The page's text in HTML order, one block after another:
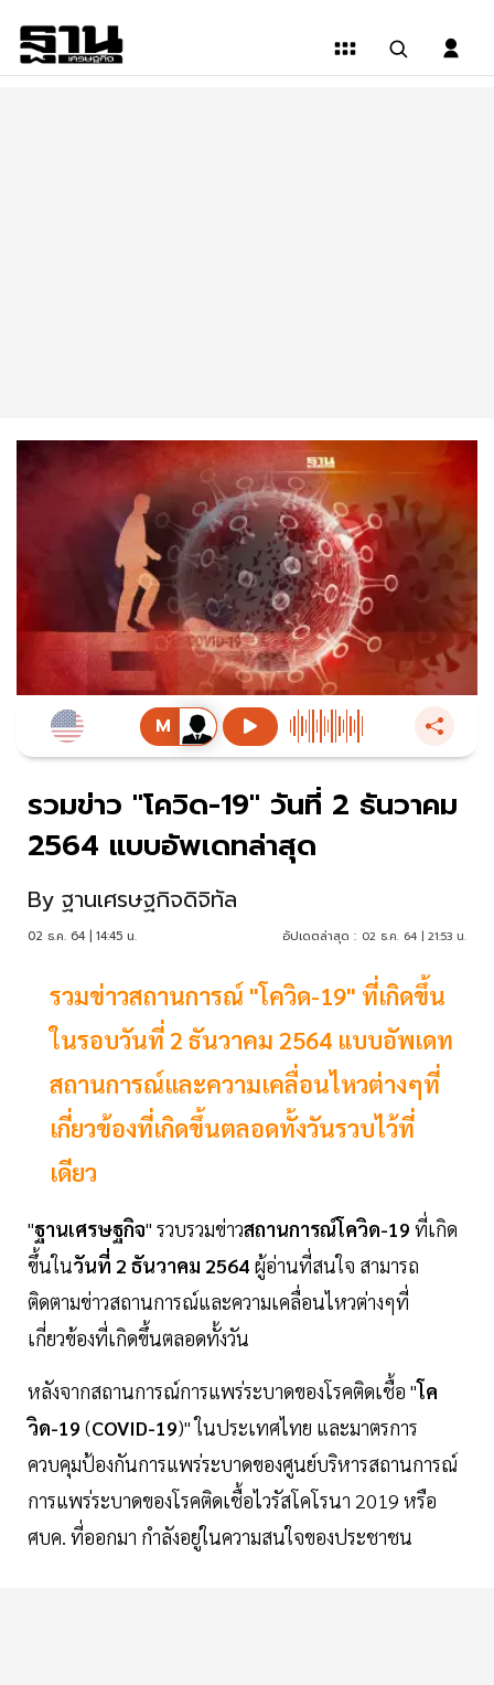
รวมข่าว "โควิด-19" วันที่ 2 ธันวาคม
2564 แบบอัพเดทล่าสุด
By ฐานเศรษฐกิจดิจิทัล
02 ธ.ค. 64 | 14:45 น. อัปเดตล่าสุด : 02 ธ.ค. 64 | 21:53 น.
รวมข่าวสถานการณ์ "โควิด-19" ที่เกิดขึ้น
ในรอบวันที่ 2 ธันวาคม 2564 แบบอัพเดท
สถานการณ์และความเคลื่อนไหวต่างๆที่
เกี่ยวข้องที่เกิดขึ้นตลอดทั้งวันรวบไว้ที่
เดียว
"ฐานเศรษฐกิจ" รวบรวมข่าวสถานการณ์โควิด-19 ที่เกิด
ขึ้นในวันที่ 2 ธันวาคม 2564 ผู้อ่านที่สนใจ สามารถ
ติดตามข่าวสถานการณ์และความเคลื่อนไหวต่างๆที่
เกี่ยวข้องที่เกิดขึ้นตลอดทั้งวัน
หลังจากสถานการณ์การแพร่ระบาดของโรคติดเชื้อ "โค
วิด-19 (COVID-19)" ในประเทศไทย และมาตรการ
ควบคุมป้องกันการแพร่ระบาดของศูนย์บริหารสถานการณ์
การแพร่ระบาดของโรคติดเชื้อไวรัสโคโรนา 2019 หรือ
ศบค. ที่ออกมา กำลังอยู่ในความสนใจของประชาชน